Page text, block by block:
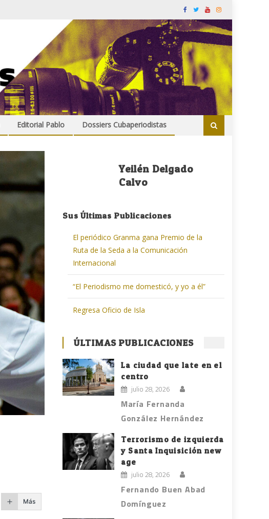
Editorial Pablo Dossiers Cubaperiodistas
Más
Yeilén Delgado
Calvo
Sus Últimas Publicaciones
El periódico Granma gana Premio de la
Ruta de la Seda a la Comunicación
Internacional
“El Periodismo me domesticó, y yo a él”
Regresa Oficio de Isla
ÚLTIMAS PUBLICACIONES
La ciudad que late en el
centro
julio 28, 2026
María Fernanda
González Hernández
Terrorismo de izquierda
y Santa Inquisición new
age
julio 28, 2026
Fernando Buen Abad
Domínguez